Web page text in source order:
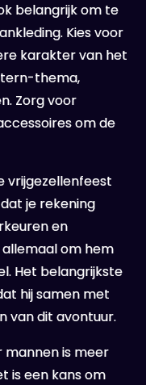
belangrijk om te
Kies voor
karakter van het
thema,
Zorg voor
om de
vrijgezellenfeest
je rekening
en
om hem
Het belangrijkste
hij samen met
van dit avontuur.
mannen is meer
is een kans om